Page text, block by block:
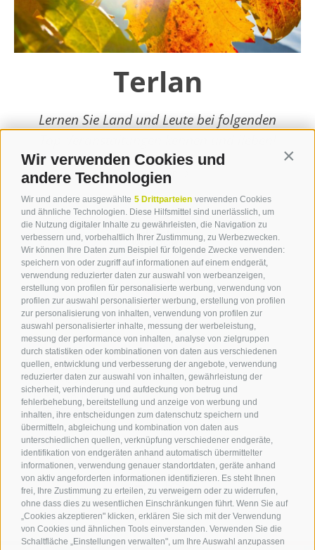
Wir verwenden Cookies und
andere Technologien
Wir und andere ausgewählte 5 Drittparteien verwenden Cookies
und ähnliche Technologien. Diese Hilfsmittel sind unerlässlich, um
die Nutzung digitaler Inhalte zu gewährleisten, die Navigation zu
verbessern und, vorbehaltlich Ihrer Zustimmung, zu Werbezwecken.
Wir können Ihre Daten zum Beispiel für folgende Zwecke verwenden:
speichern von oder zugriff auf informationen auf einem endgerät,
verwendung reduzierter daten zur auswahl von werbeanzeigen,
erstellung von profilen für personalisierte werbung, verwendung von
profilen zur auswahl personalisierter werbung, erstellung von profilen
zur personalisierung von inhalten, verwendung von profilen zur
auswahl personalisierter inhalte, messung der werbeleistung,
messung der performance von inhalten, analyse von zielgruppen
durch statistiken oder kombinationen von daten aus verschiedenen
quellen, entwicklung und verbesserung der angebote, verwendung
reduzierter daten zur auswahl von inhalten, gewährleistung der
sicherheit, verhinderung und aufdeckung von betrug und
fehlerbehebung, bereitstellung und anzeige von werbung und
inhalten, ihre entscheidungen zum datenschutz speichern und
übermitteln, abgleichung und kombination von daten aus
unterschiedlichen quellen, verknüpfung verschiedener endgeräte,
identifikation von endgeräten anhand automatisch übermittelter
informationen, verwendung genauer standortdaten, geräte anhand
von aktiv angeforderten informationen identifizieren. Es steht Ihnen
frei, Ihre Zustimmung zu erteilen, zu verweigern oder zu widerrufen,
ohne dass dies zu wesentlichen Einschränkungen führt. Wenn Sie auf
„Cookies akzeptieren" klicken, erklären Sie sich mit der Verwendung
von Cookies und ähnlichen Tools einverstanden. Verwenden Sie die
Schaltfläche „Einstellungen verwalten", um Ihre Auswahl anzupassen
Terlan
Lernen Sie Land und Leute bei folgenden
weiterlesen
Kontakt
Tourismusverein Terlan
Dr.-Weiser-Platz 2
I - 39018 Terlan BZ
Tel. +39 0471 257 165
info@terlan.info